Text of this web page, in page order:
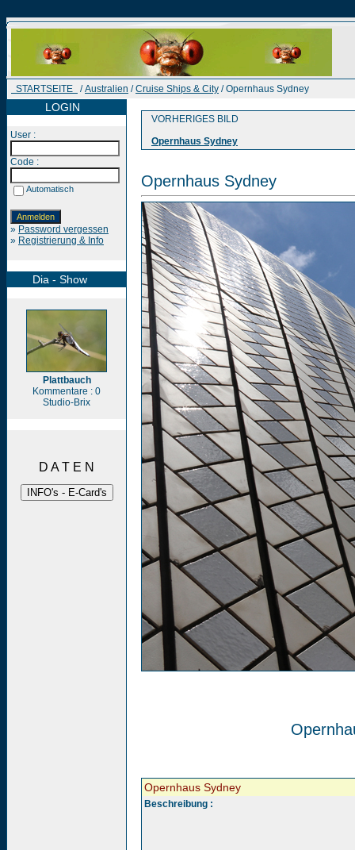
STARTSEITE /Australien /Cruise Ships & City / Opernhaus Sydney
LOGIN
User :
Code :
Automatisch
» Password vergessen
» Registrierung & Info
Dia - Show
Plattbauch
Kommentare : 0
Studio-Brix
D A T E N
VORHERIGES BILD
Opernhaus Sydney
Opernhaus Sydney
Opernhaus Sydney
Beschreibung :